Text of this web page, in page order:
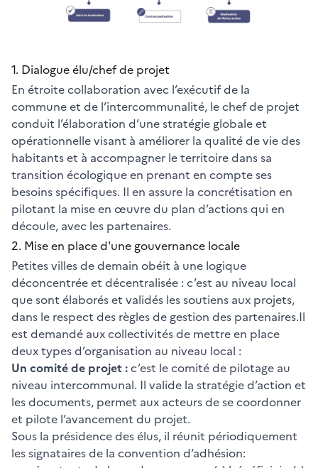
1. Dialogue élu/chef de projet
En étroite collaboration avec l’exécutif de la
commune et de l’intercommunalité, le chef de projet
conduit l’élaboration d’une stratégie globale et
opérationnelle visant à améliorer la qualité de vie des
habitants et à accompagner le territoire dans sa
transition écologique en prenant en compte ses
besoins spécifiques. Il en assure la concrétisation en
pilotant la mise en œuvre du plan d’actions qui en
découle, avec les partenaires.
2. Mise en place d'une gouvernance locale
Petites villes de demain obéit à une logique
déconcentrée et décentralisée : c’est au niveau local
que sont élaborés et validés les soutiens aux projets,
dans le respect des règles de gestion des partenaires.Il
est demandé aux collectivités de mettre en place
deux types d’organisation au niveau local :
Un comité de projet :c’est le comité de pilotage au
niveau intercommunal. Il valide la stratégie d’action et
les documents, permet aux acteurs de se coordonner
et pilote l’avancement du projet.
Sous la présidence des élus, il réunit périodiquement
les signataires de la convention d’adhésion: